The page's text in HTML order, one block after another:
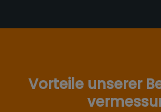
Vorteile unserer